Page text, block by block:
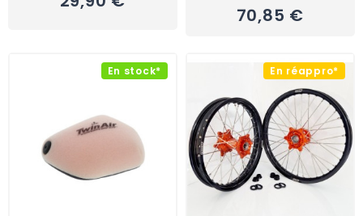
70,85 €
En stock* En réappro*